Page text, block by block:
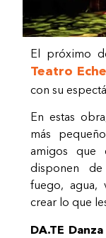
El próximo
Teatro
con su
En estas
más
amigos que
disponen
fuego, agua,
crear lo que
DA.TE Danza